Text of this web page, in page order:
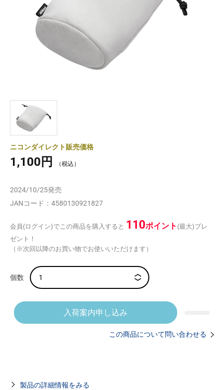
ニコンダイレクト販売価格
1,100円
2024/10/25発売
JANコード： 4580130921827
会員(ログイン)でこの商品を購入すると 110ポイント (最大)プレ
ゼント！
（※次回以降のお買い物でお使いいただけます）
入荷案内申し込み
この商品について問い合わせる
製品の詳細情報をみる